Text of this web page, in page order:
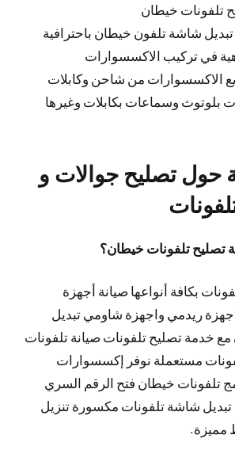
تلفونات خيطان
شاشة تلفون خيطان باحترافية
في تركيب الاكسسوارات
الاكسسوارات من شاحن وكابلات
وسماعات بكابلات وغيرها
حول تصليح جوالات و
تلفونات خيطان؟
بكافة أنواعها صيانة أجهزة
ريدمي واجهزة شاومي تبديل
خدمة تصليح تلفونات صيانة تلفونات
مستعملة نوفر إكسسوارات
تلفونات خيطان فتح الرقم السري
تبديل شاشة تلفونات مكسورة تنزيل
مميزة.